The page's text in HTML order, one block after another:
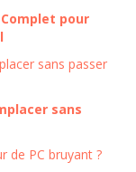
pour
sans